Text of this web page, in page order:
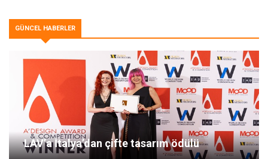
GÜNCEL HABERLER
LAV’a İtalya’dan çifte tasarım ödülü